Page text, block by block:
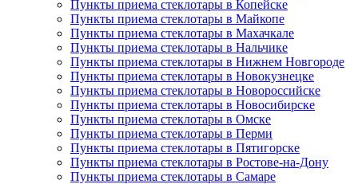
Пункты приема стеклотары в Копейске
Пункты приема стеклотары в Майкопе
Пункты приема стеклотары в Махачкале
Пункты приема стеклотары в Нальчике
Пункты приема стеклотары в Нижнем Новгороде
Пункты приема стеклотары в Новокузнецке
Пункты приема стеклотары в Новороссийске
Пункты приема стеклотары в Новосибирске
Пункты приема стеклотары в Омске
Пункты приема стеклотары в Перми
Пункты приема стеклотары в Пятигорске
Пункты приема стеклотары в Ростове-на-Дону
Пункты приема стеклотары в Самаре